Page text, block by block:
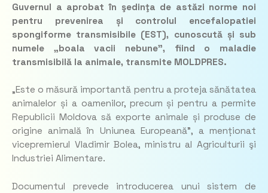
Guvernul a aprobat în şedinţa de astăzi norme noi
pentru prevenirea și controlul encefalopatiei
spongiforme transmisibile (EST), cunoscută și sub
numele „boala vacii nebune”, fiind o maladie
transmisibilă la animale, transmite MOLDPRES.
„Este o măsură importantă pentru a proteja sănătatea
animalelor și a oamenilor, precum și pentru a permite
Republicii Moldova să exporte animale și produse de
origine animală în Uniunea Europeană”, a menționat
vicepremierul Vladimir Bolea, ministru al Agriculturii şi
Industriei Alimentare.
Documentul prevede introducerea unui sistem de